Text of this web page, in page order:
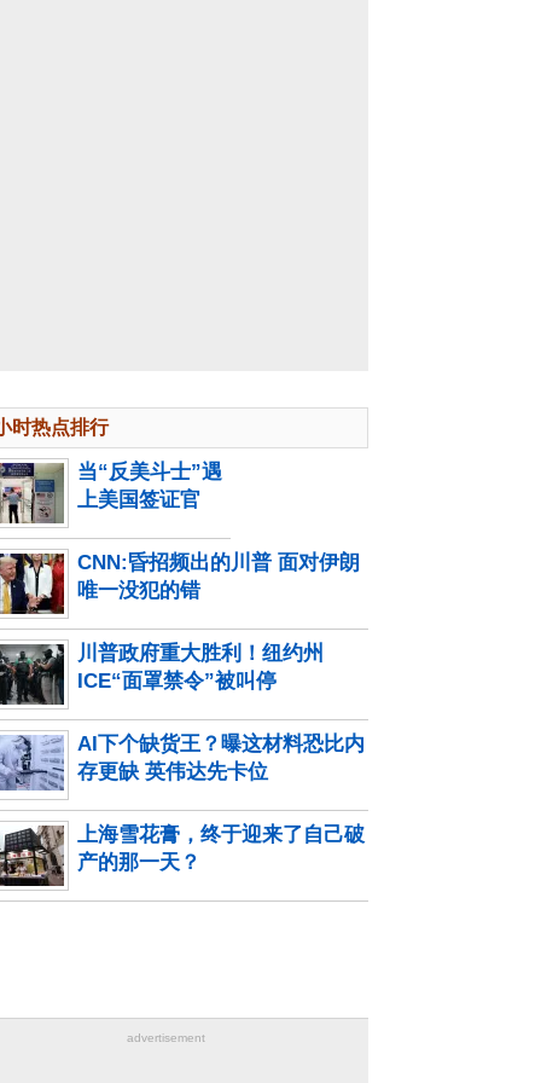
时热点排行
当“反美斗士”遇
上美国签证官
CNN:昏招频出的川普 面对伊朗
唯一没犯的错
川普政府重大胜利！纽约州
ICE“面罩禁令”被叫停
AI下个缺货王？曝这材料恐比内
存更缺 英伟达先卡位
上海雪花膏，终于迎来了自己破
产的那一天？
advertisement